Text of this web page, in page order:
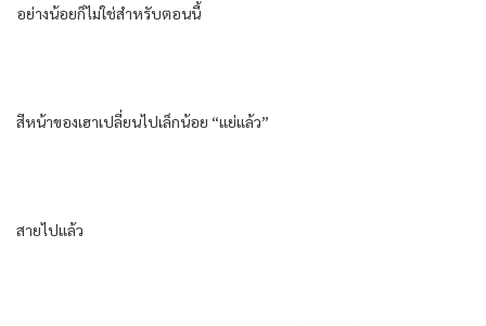
อย่างน้อยก็ไม่ใช่สำหรับตอนนี้
สีหน้าของเฮาเปลี่ยนไปเล็กน้อย “แย่แล้ว”
สายไปแล้ว